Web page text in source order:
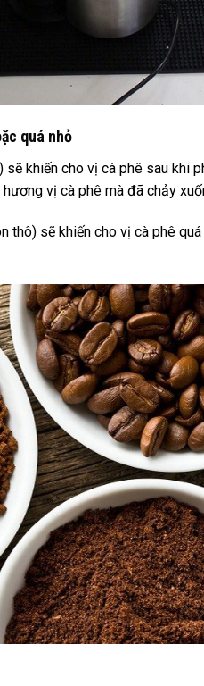
quá nhỏ
sẽ khiến cho vị cà phê sau khi
vị cà phê mà đã chảy
thô) sẽ khiến cho vị cà phê